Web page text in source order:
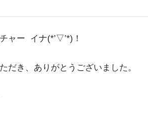
ャー イナ(*’▽’*)！
だき、ありがとうございました。